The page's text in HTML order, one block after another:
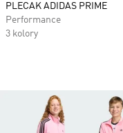
PLECAK ADIDAS PRIME
Performance
3 kolory